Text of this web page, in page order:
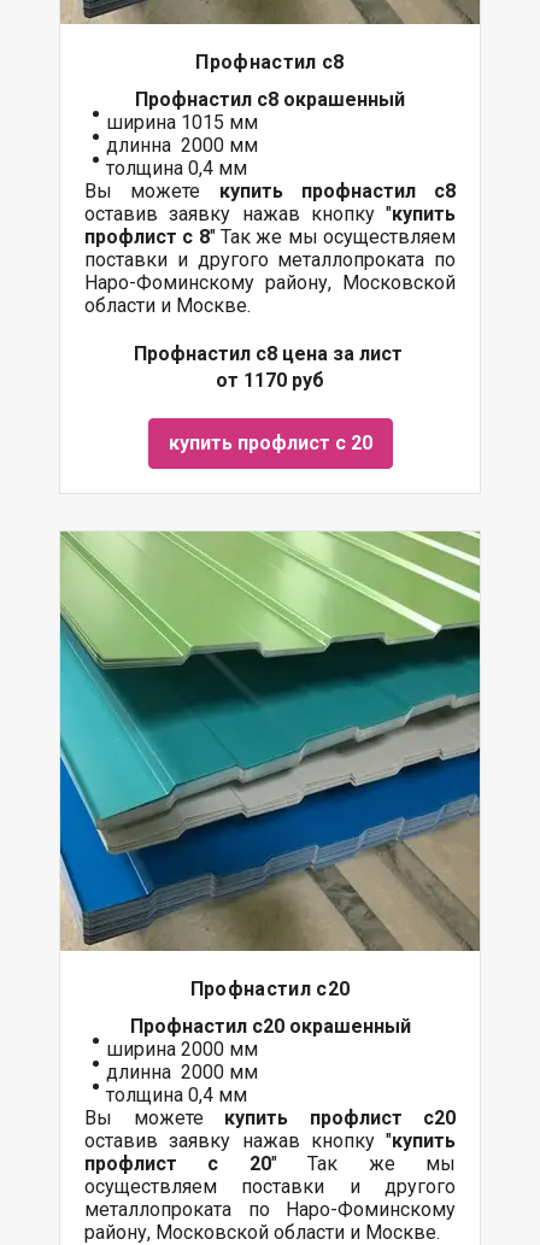
Профнастил с8
Профнастил с8 окрашенный
ширина 1015 мм
длинна 2000 мм
толщина 0,4 мм
Вы можете купить профнастил с8
оставив заявку нажав кнопку "купить
профлист с 8" Так же мы осуществляем
поставки и другого металлопроката по
Наро-Фоминскому району, Московской
области и Москве.
Профнастил с8 цена за лист
от 1170 руб
купить профлист с 20
Профнастил с20
Профнастил с20 окрашенный
ширина 2000 мм
длинна 2000 мм
толщина 0,4 мм
Вы можете купить профлист с20
оставив заявку нажав кнопку "купить
профлист с 20" Так же мы
осуществляем поставки и другого
металлопроката по Наро-Фоминскому
району, Московской области и Москве.